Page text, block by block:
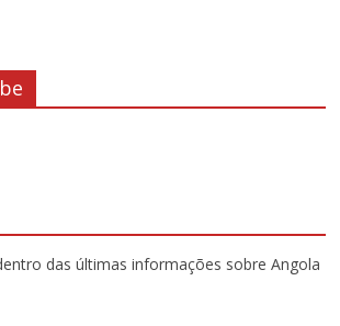
das últimas informações sobre Angola